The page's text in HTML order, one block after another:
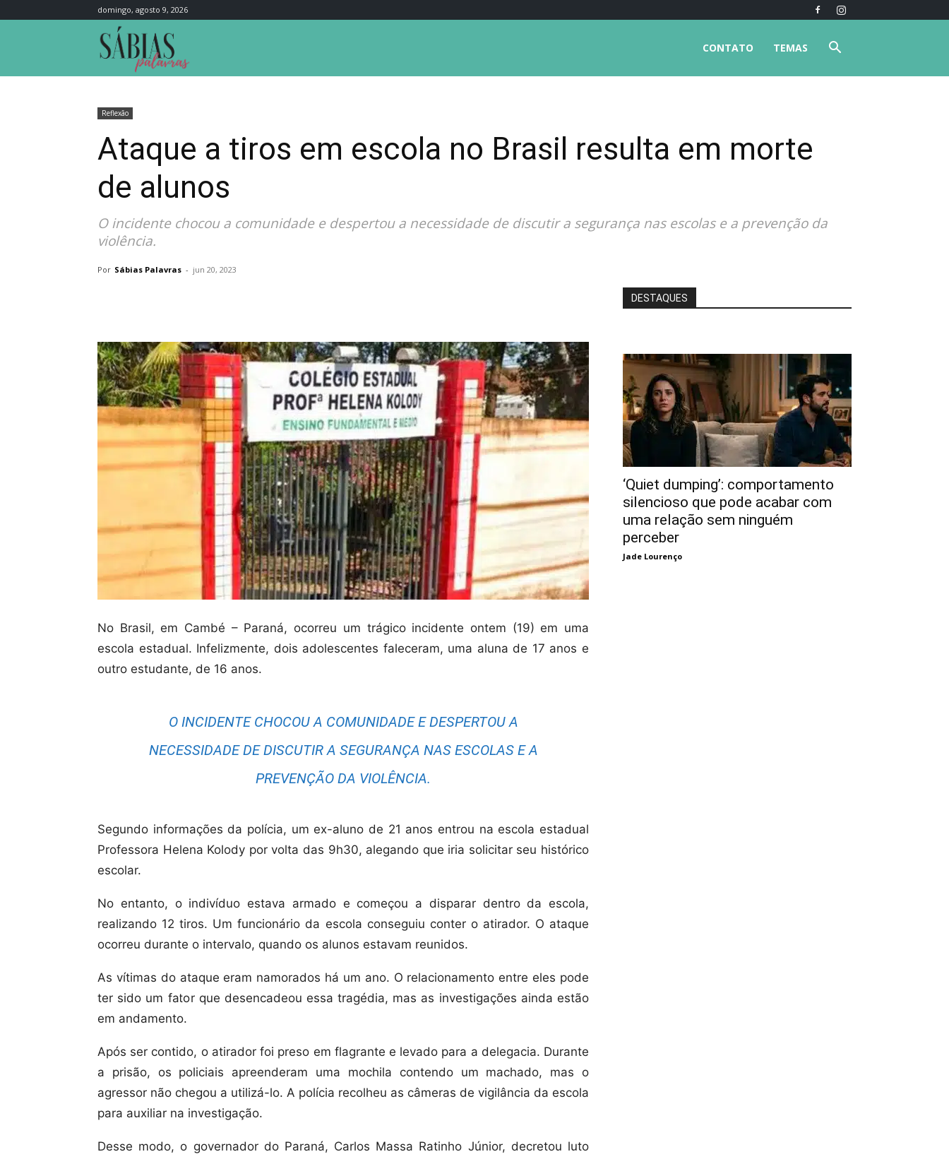
domingo, agosto 9, 2026
TEMAS
CONTATO
Reflexão
Ataque a tiros em escola no Brasil resulta em morte
de alunos
O incidente chocou a comunidade e despertou a necessidade de discutir a segurança nas escolas e a prevenção da
violência.
Por Sábias Palavras - jun 20, 2023
No Brasil, em Cambé – Paraná, ocorreu um trágico incidente ontem (19) em uma
escola estadual. Infelizmente, dois adolescentes faleceram, uma aluna de 17 anos e
outro estudante, de 16 anos.
O INCIDENTE CHOCOU A COMUNIDADE E DESPERTOU A
NECESSIDADE DE DISCUTIR A SEGURANÇA NAS ESCOLAS E A
PREVENÇÃO DA VIOLÊNCIA.
Segundo informações da polícia, um ex-aluno de 21 anos entrou na escola estadual
Professora Helena Kolody por volta das 9h30, alegando que iria solicitar seu histórico
escolar.
No entanto, o indivíduo estava armado e começou a disparar dentro da escola,
realizando 12 tiros. Um funcionário da escola conseguiu conter o atirador. O ataque
ocorreu durante o intervalo, quando os alunos estavam reunidos.
As vítimas do ataque eram namorados há um ano. O relacionamento entre eles pode
ter sido um fator que desencadeou essa tragédia, mas as investigações ainda estão
em andamento.
Após ser contido, o atirador foi preso em flagrante e levado para a delegacia. Durante
a prisão, os policiais apreenderam uma mochila contendo um machado, mas o
agressor não chegou a utilizá-lo. A polícia recolheu as câmeras de vigilância da escola
para auxiliar na investigação.
Desse modo, o governador do Paraná, Carlos Massa Ratinho Júnior, decretou luto
DESTAQUES
‘Quiet dumping’: comportamento
silencioso que pode acabar com
uma relação sem ninguém
perceber
Jade Lourenço